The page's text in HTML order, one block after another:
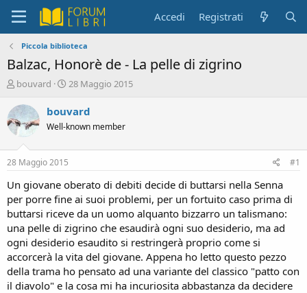
Accedi Registrati
Piccola biblioteca
Balzac, Honorè de - La pelle di zigrino
C
e
a
t
e
D
s
c
u
s
s
i
o
bouvard
D
t
d
i
i
o
28 Maggio 2015
bouvard
Well-known member
28 Maggio 2015 #1
Un giovane oberato di debiti decide di buttarsi nella Senna
per porre fine ai suoi problemi, per un fortuito caso prima di
buttarsi riceve da un uomo alquanto bizzarro un talismano:
una pelle di zigrino che esaudirà ogni suo desiderio, ma ad
ogni desiderio esaudito si restringerà proprio come si
accorcerà la vita del giovane. Appena ho letto questo pezzo
della trama ho pensato ad una variante del classico "patto con
il diavolo" e la cosa mi ha incuriosita abbastanza da decidere